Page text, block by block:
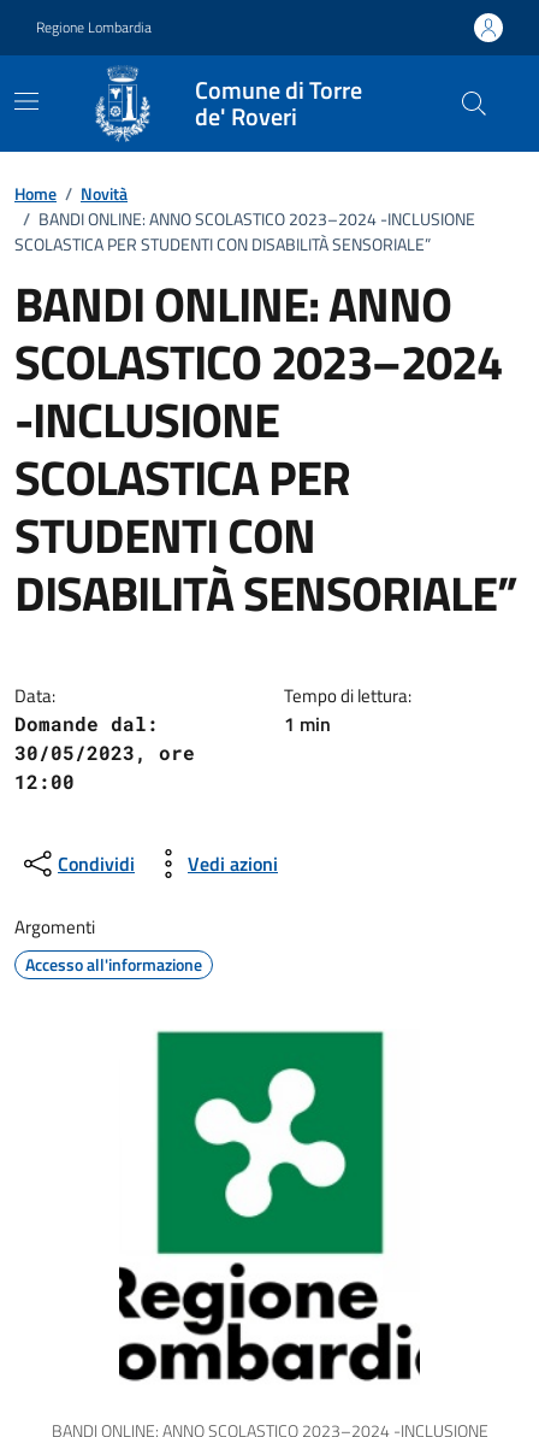
Regione Lombardia
Comune di Torre
de' Roveri
Home / Novità
/ BANDI ONLINE: ANNO SCOLASTICO 2023–2024 -INCLUSIONE
SCOLASTICA PER STUDENTI CON DISABILITÀ SENSORIALE”
BANDI ONLINE: ANNO
SCOLASTICO 2023–2024
-INCLUSIONE
SCOLASTICA PER
STUDENTI CON
DISABILITÀ SENSORIALE”
Data:
Domande dal:
30/05/2023, ore
12:00
Tempo di lettura:
1 min
Condividi Vedi azioni
Argomenti
Accesso all'informazione
BANDI ONLINE: ANNO SCOLASTICO 2023–2024 -INCLUSIONE